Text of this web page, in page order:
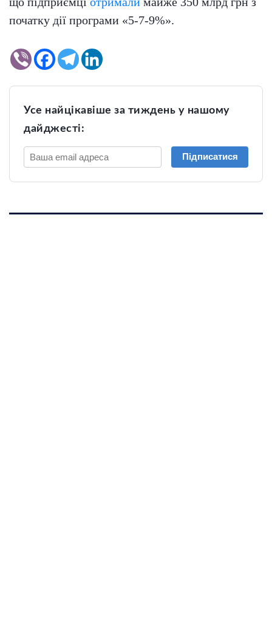
початку дії програми «5-7-9%».
Усе найцікавіше за тиждень у нашому
дайджесті:
Підписатися